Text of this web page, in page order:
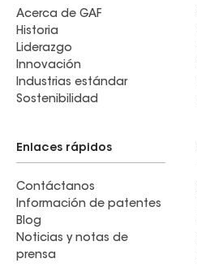
Acerca de GAF
Historia
Liderazgo
Innovación
Industrias estándar
Sostenibilidad
Enlaces rápidos
Contáctanos
Información de patentes
Blog
Noticias y notas de
prensa